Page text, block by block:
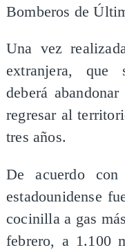
Bomberos de
Una vez
extranjera, que
deberá
regresar al
tres años.
De acuerdo
estadounidense
cocinilla a gas
febrero, a 1.100